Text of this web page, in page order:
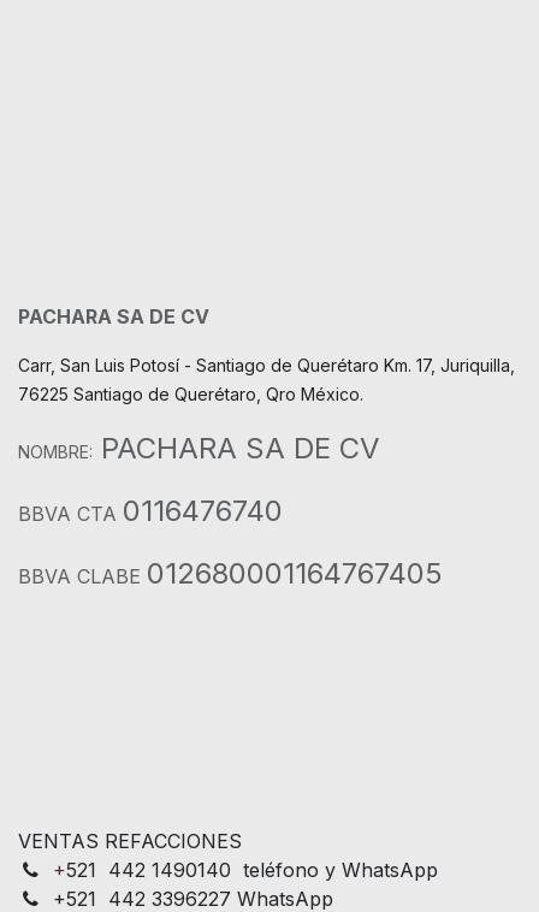
PACHARA SA DE CV
Carr, San Luis Potosí - Santiago de Querétaro Km. 17, Juriquilla,
76225 Santiago de Querétaro, Qro México.
NOMBRE: PACHARA SA DE CV
BBVA CTA 0116476740
BBVA CLABE 012680001164767405
VENTAS REFACCIONES
+521 442 1490140 teléfono y WhatsApp
+521 442 3396227 WhatsApp